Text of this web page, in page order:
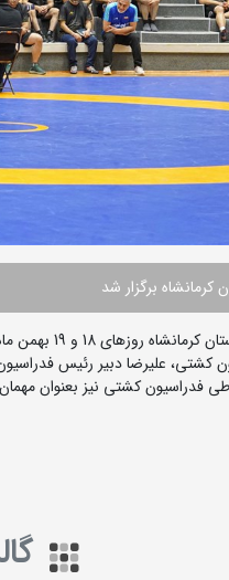
کرمانشاه برگزار شد
های ملی کشتی شهید حاج قاسم سلیمانی برگزار شد.
علیرضا دبیر رئیس
فدراسیون کشتی نیز بعنوان